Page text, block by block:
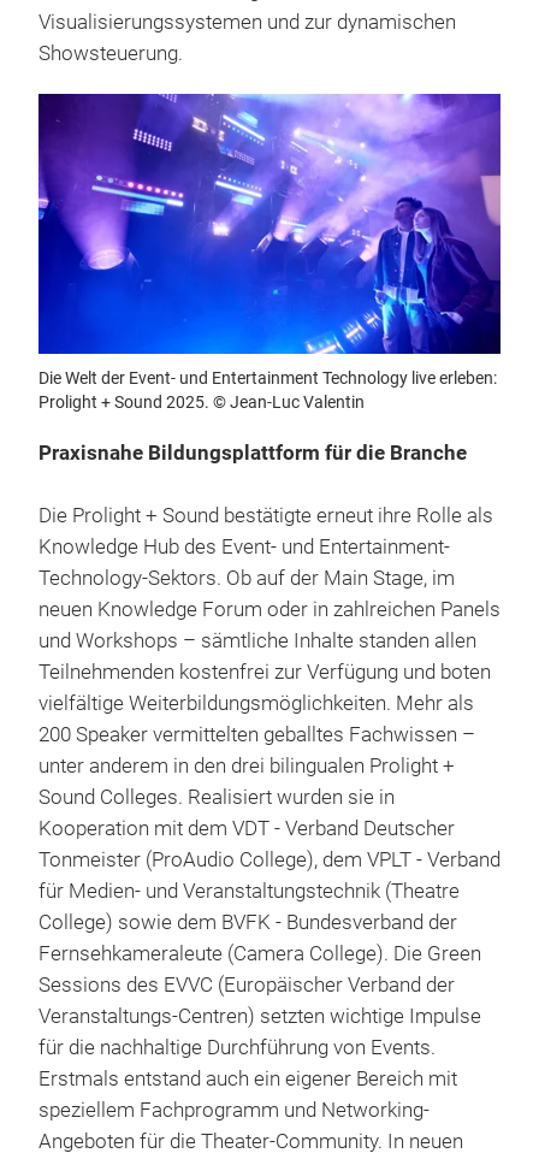
Visualisierungssystemen und zur dynamischen
Showsteuerung.
Die Welt der Event- und Entertainment Technology live erleben:
Prolight + Sound 2025. © Jean-Luc Valentin
Praxisnahe Bildungsplattform für die Branche
Die Prolight + Sound bestätigte erneut ihre Rolle als
Knowledge Hub des Event- und Entertainment-
Technology-Sektors. Ob auf der Main Stage, im
neuen Knowledge Forum oder in zahlreichen Panels
und Workshops – sämtliche Inhalte standen allen
Teilnehmenden kostenfrei zur Verfügung und boten
vielfältige Weiterbildungsmöglichkeiten. Mehr als
200 Speaker vermittelten geballtes Fachwissen –
unter anderem in den drei bilingualen Prolight +
Sound Colleges. Realisiert wurden sie in
Kooperation mit dem VDT - Verband Deutscher
Tonmeister (ProAudio College), dem VPLT - Verband
für Medien- und Veranstaltungstechnik (Theatre
College) sowie dem BVFK - Bundesverband der
Fernsehkameraleute (Camera College). Die Green
Sessions des EVVC (Europäischer Verband der
Veranstaltungs-Centren) setzten wichtige Impulse
für die nachhaltige Durchführung von Events.
Erstmals entstand auch ein eigener Bereich mit
speziellem Fachprogramm und Networking-
Angeboten für die Theater-Community. In neuen